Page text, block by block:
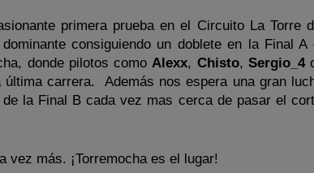
primera prueba en el Circuito La Torre
consiguiendo un doblete en la Final
donde pilotos comoAlexx, Chisto, Sergio_4
carrera. Además nos espera una gran
la Final B cada vez mas cerca de pasar el
vez más. ¡Torremocha es el lugar!